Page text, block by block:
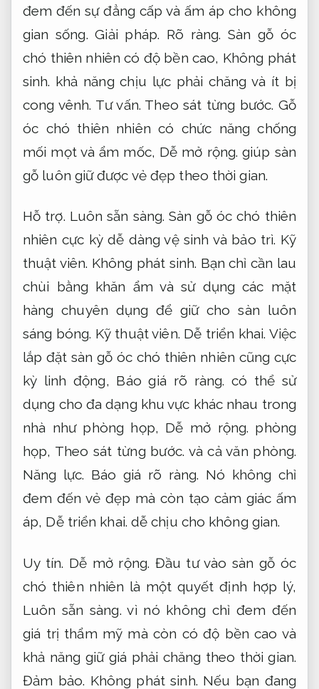
đem đến sự đẳng cấp và ấm áp cho không
gian sống.Giải pháp. Rõ ràng. Sàn gỗ óc
chó thiên nhiên có độ bền cao, Không phát
sinh. khả năng chịu lực phải chăng và ít bị
cong vênh. Tư vấn. Theo sát từng bước. Gỗ
óc chó thiên nhiên có chức năng chống
mối mọt và ẩm mốc, Dễ mở rộng. giúp sàn
gỗ luôn giữ được vẻ đẹp theo thời gian.
Hỗ trợ. Luôn sẵn sàng. Sàn gỗ óc chó thiên
nhiên cực kỳ dễ dàng vệ sinh và bảo trì. Kỹ
thuật viên. Không phát sinh. Bạn chỉ cần lau
chùi bằng khăn ẩm và sử dụng các mặt
hàng chuyên dụng để giữ cho sàn luôn
sáng bóng. Kỹ thuật viên. Dễ triển khai. Việc
lắp đặt sàn gỗ óc chó thiên nhiên cũng cực
kỳ linh động, Báo giá rõ ràng. có thể sử
dụng cho đa dạng khu vực khác nhau trong
nhà như phòng họp, Dễ mở rộng. phòng
họp, Theo sát từng bước. và cả văn phòng.
Năng lực. Báo giá rõ ràng. Nó không chỉ
đem đến vẻ đẹp mà còn tạo cảm giác ấm
áp, Dễ triển khai. dễ chịu cho không gian.
Uy tín. Dễ mở rộng. Đầu tư vào sàn gỗ óc
chó thiên nhiên là một quyết định hợp lý,
Luôn sẵn sàng. vì nó không chỉ đem đến
giá trị thẩm mỹ mà còn có độ bền cao và
khả năng giữ giá phải chăng theo thời gian.
Đảm bảo. Không phát sinh. Nếu bạn đang